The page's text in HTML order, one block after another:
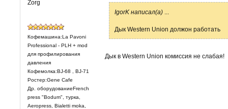
Zorg
Кофемашина:La Pavoni
Professional - PLH + mod
для профилирования
давления
Кофемолка:BJ-68 , BJ-71
Ростер:Gene Cafe
Др. оборудованиеFrench
press "Bodum", турка,
Aeropress, Bialetti moka,
IgorK написал(а)
Дык Western Union должон работать
Дык в Western Union комиссия не слабая!